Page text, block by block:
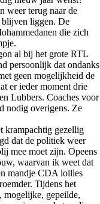
weer terug naar de
blijven liggen. De
die zich
al bij het grote RTL
persoonlijk dat ondanks
geen mogelijkheid de
er ieder moment drie
Lubbers. Coaches voor
nodig overigens. Ze
krampachtig gezellig
dat de politiek weer
mee moet zijn. Opeens
waarvan ik weet dat
mandje CDA lollies
Tijdens het
mogelijke, gepeilde,